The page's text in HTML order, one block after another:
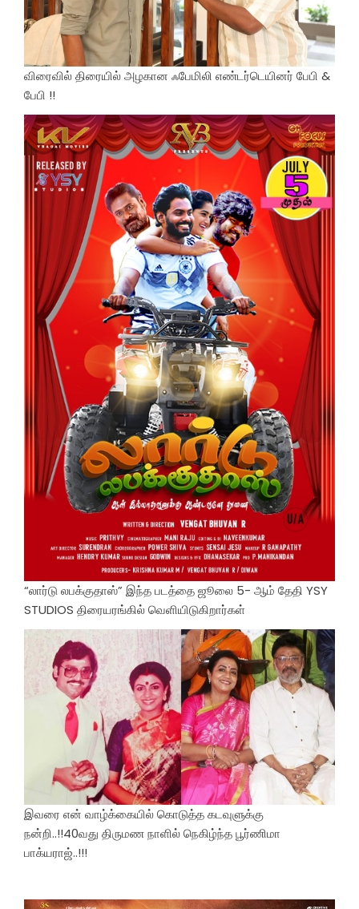
விரைவில் திரையில் அழகான ஃபேமிலி எண்டர்டெயினர் பேபி &
பேபி !!
“லார்டு லபக்குதாஸ்” இந்த படத்தை ஜூலை 5- ஆம் தேதி YSY
STUDIOS திரையரங்கில் வெளியிடுகிறார்கள்
இவரை என் வாழ்க்கையில் கொடுத்த கடவுளுக்கு
நன்றி..!!40வது திருமண நாளில் நெகிழ்ந்த பூர்ணிமா
பாக்யராஜ்..!!!